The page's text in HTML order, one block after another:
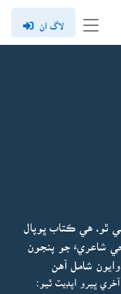
لاگ ان
ٿو. هي ڪتاب ڀوپال
شاعريءَ جو پنجون
شامل آهن
آخري ڀيرو اپڊيٽ ٿيو: